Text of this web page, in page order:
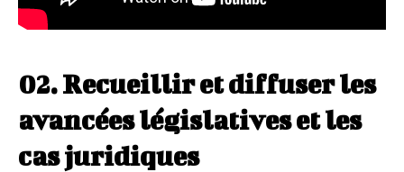
02. Recueillir et diffuser les
avancées législatives et les
cas juridiques